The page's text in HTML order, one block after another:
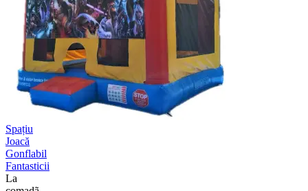
Spațiu
Joacă
Gonflabil
Fantasticii
La